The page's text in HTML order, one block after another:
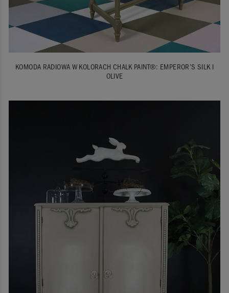
KOMODA RADIOWA W KOLORACH CHALK PAINT®: EMPEROR’S SILK I
OLIVE